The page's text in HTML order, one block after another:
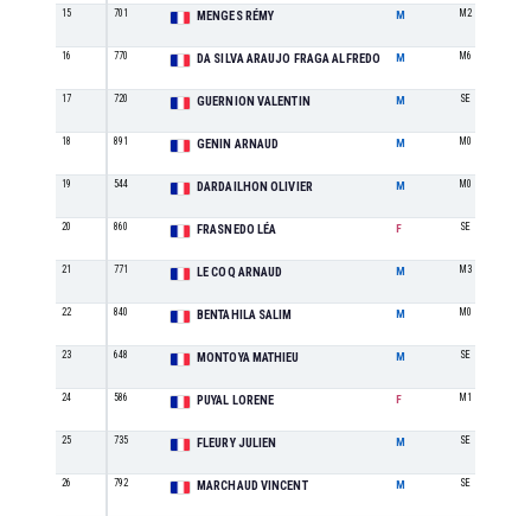
15 701 MENGES RÉMY M M2
16 770 DA SILVA ARAUJO FRAGA ALFREDO M M6
17 720 GUERNION VALENTIN M SE
18 891 GENIN ARNAUD M M0
19 544 DARDAILHON OLIVIER M M0
20 860 FRASNEDO LÉA F SE
21 771 LE COQ ARNAUD M M3
22 840 BENTAHILA SALIM M M0
23 648 MONTOYA MATHIEU M SE
24 586 PUYAL LORENE F M1
25 735 FLEURY JULIEN M SE
26 792 MARCHAUD VINCENT M SE